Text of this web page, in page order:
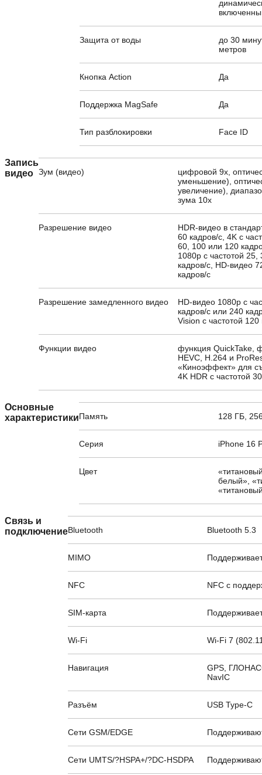
Защита от воды
до 30
метров
Кнопка Action Да
Поддержка MagSafe Да
Тип разблокировки Face ID
Запись
видео Зум (видео)
цифровой 9х,
уменьшение),
увеличение),
зума 10x
Разрешение видео
HDR-видео в
60 кадров/с, 4K с
60, 100 или 120
1080p с частотой
кадров/с, HD-видео
кадров/с
Разрешение замедленного видео
HD-видео 1080p с
кадров/с или 240
Vision с частотой 120
Функции видео
функция QuickTake,
HEVC, H.264 и
«Киноэффект» для
4K HDR с частотой
Основные
характеристикиПамять 128 ГБ,
Серия iPhone 16
Цвет
белый»,
Связь и
подключениеBluetooth Bluetooth 5.3
MIMO
NFC NFC с
SIM-карта
Wi-Fi Wi-Fi 7
Навигация
GPS,
NavIC
Разъём USB Type-C
Сети GSM/EDGE
Сети UMTS/?HSPA+/?DC-HSDPA